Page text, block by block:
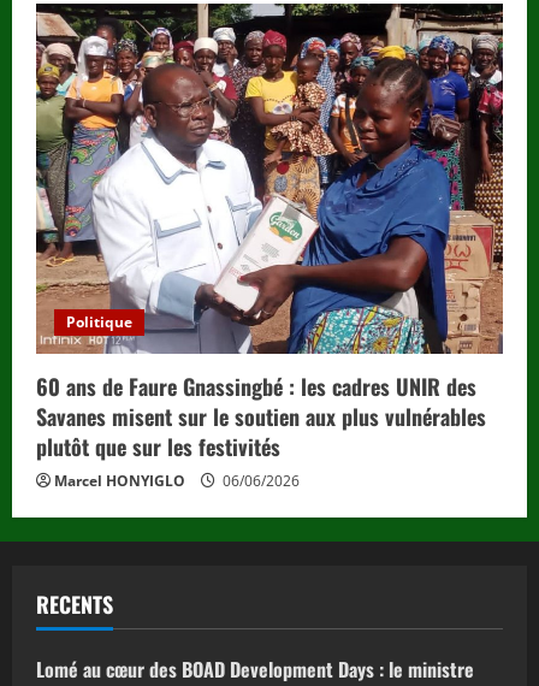
Politique
60 ans de Faure Gnassingbé : les cadres UNIR des
Savanes misent sur le soutien aux plus vulnérables
plutôt que sur les festivités
Marcel HONYIGLO 06/06/2026
RECENTS
Lomé au cœur des BOAD Development Days : le ministre